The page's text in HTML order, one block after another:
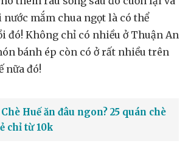
nước mắm chua ngọt là có thể
đó! Không chỉ có nhiều ở Thuận An
bánh ép còn có ở rất nhiều trên
nữa đó!
Chè Huế ăn đâu ngon? 25 quán chè
chỉ từ 10k